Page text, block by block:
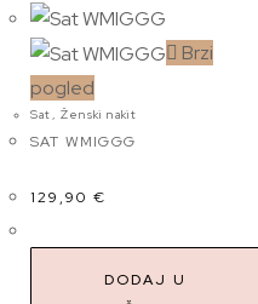
Brzi
pogled
Sat ,Ženski nakit
SAT WMIGGG
129,90 €
DODAJ U